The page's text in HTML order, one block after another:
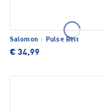
Salomon · Pulse Belt
€ 34,99